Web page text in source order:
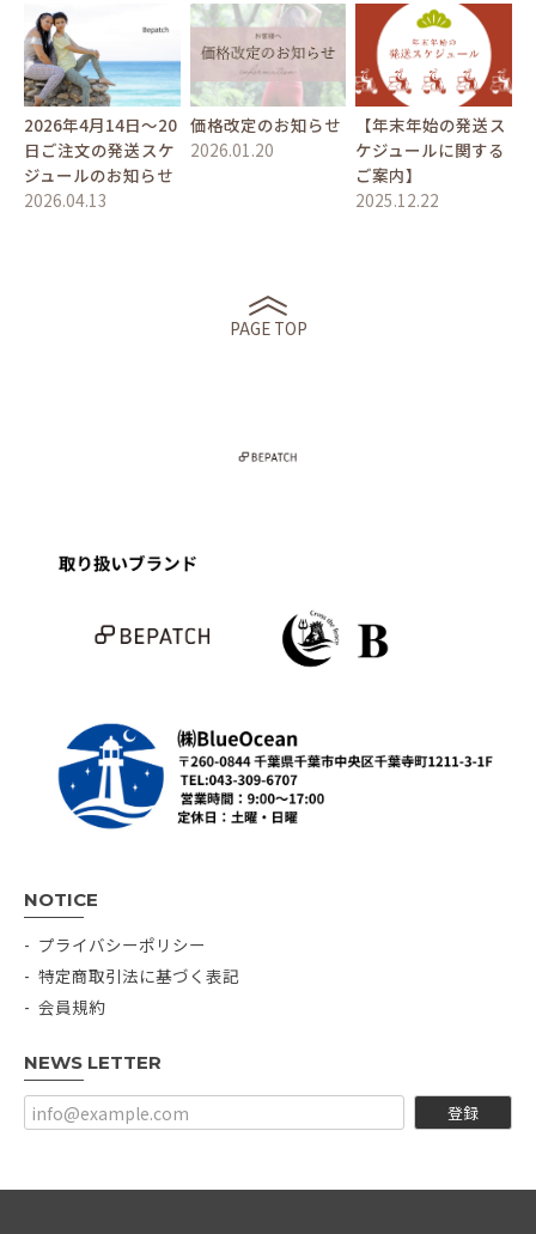
2026年4月14日〜20
日ご注文の発送スケ
ジュールのお知らせ
2026.04.13
価格改定のお知らせ
2026.01.20
【年末年始の発送ス
ケジュールに関する
ご案内】
2025.12.22
PAGE TOP
NOTICE
プライバシーポリシー
特定商取引法に基づく表記
会員規約
NEWS LETTER
登録